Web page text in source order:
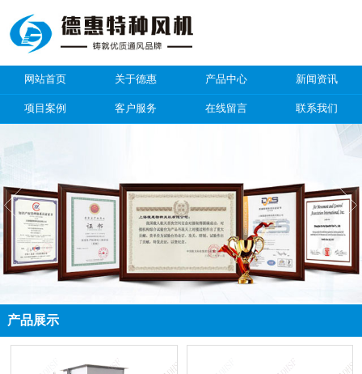
网站首页 关于德惠 产品中心 新闻资讯
项目案例 客户服务 在线留言 联系我们
产品展示